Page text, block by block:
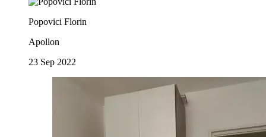
Popovici Florin
Apollon
23 Sep 2022